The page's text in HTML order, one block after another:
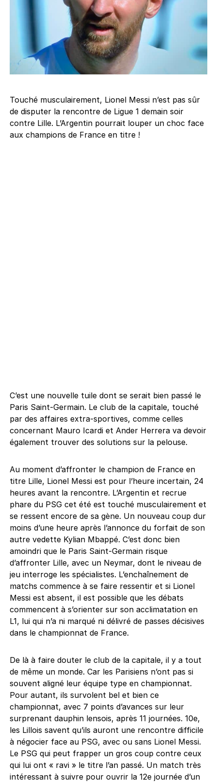
Touché musculairement, Lionel Messi n’est pas sûr
de disputer la rencontre de Ligue 1 demain soir
contre Lille. L’Argentin pourrait louper un choc face
aux champions de France en titre !
C’est une nouvelle tuile dont se serait bien passé le
Paris Saint-Germain. Le club de la capitale, touché
par des affaires extra-sportives, comme celles
concernant Mauro Icardi et Ander Herrera va devoir
également trouver des solutions sur la pelouse.
Au moment d’affronter le champion de France en
titre Lille, Lionel Messi est pour l’heure incertain, 24
heures avant la rencontre. L’Argentin et recrue
phare du PSG cet été est touché musculairement et
se ressent encore de sa gène. Un nouveau coup dur
moins d’une heure après l’annonce du forfait de son
autre vedette Kylian Mbappé. C’est donc bien
amoindri que le Paris Saint-Germain risque
d’affronter Lille, avec un Neymar, dont le niveau de
jeu interroge les spécialistes. L’enchaînement de
matchs commence à se faire ressentir et si Lionel
Messi est absent, il est possible que les débats
commencent à s’orienter sur son acclimatation en
L1, lui qui n’a ni marqué ni délivré de passes décisives
dans le championnat de France.
De là à faire douter le club de la capitale, il y a tout
de même un monde. Car les Parisiens n’ont pas si
souvent aligné leur équipe type en championnat.
Pour autant, ils survolent bel et bien ce
championnat, avec 7 points d’avances sur leur
surprenant dauphin lensois, après 11 journées. 10e,
les Lillois savent qu’ils auront une rencontre difficile
à négocier face au PSG, avec ou sans Lionel Messi.
Le PSG qui peut frapper un gros coup contre ceux
qui lui ont « ravi » le titre l’an passé. Un match très
intéressant à suivre pour ouvrir la 12e journée d’un